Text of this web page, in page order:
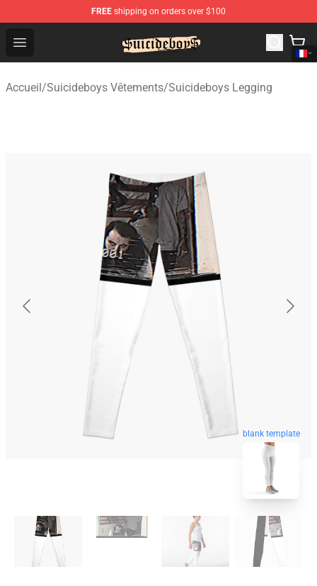
FREE shipping on orders over $100
Open menu
$uicideboy$ Shop - Official $uicideboy$ Merchandise
Accueil/Suicideboys Vêtements/Suicideboys Legging
blank template